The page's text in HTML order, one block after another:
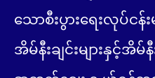
သောစီးပွားရေးလုပ်ငန်း
အိမ်နီးချင်းများနှင့်အိမ်နီး